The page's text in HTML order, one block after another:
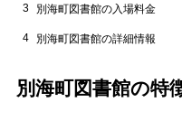
3 別海町図書館の入場料金
4 別海町図書館の詳細情報
別海町図書館の特